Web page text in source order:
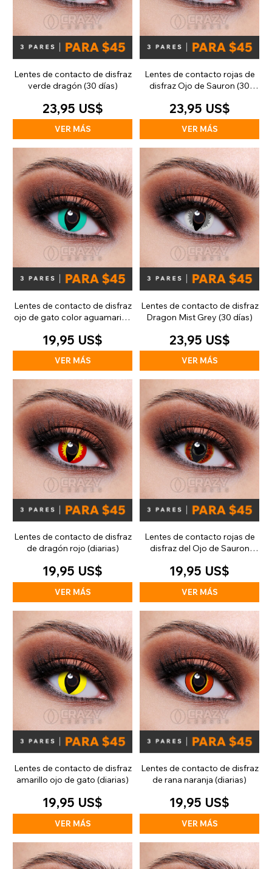
Lentes de contacto de disfraz
verde dragón (30 días)
23,95 US$
VER MÁS
Lentes de contacto rojas de
disfraz Ojo de Sauron (30
23,95 US$
VER MÁS
Lentes de contacto de disfraz
ojo de gato color aguamarina
19,95 US$
VER MÁS
Lentes de contacto de disfraz
Dragon Mist Grey (30 días)
23,95 US$
VER MÁS
Lentes de contacto de disfraz
de dragón rojo (diarias)
19,95 US$
VER MÁS
Lentes de contacto rojas de
disfraz del Ojo de Sauron
19,95 US$
VER MÁS
Lentes de contacto de disfraz
amarillo ojo de gato (diarias)
19,95 US$
VER MÁS
Lentes de contacto de disfraz
de rana naranja (diarias)
19,95 US$
VER MÁS